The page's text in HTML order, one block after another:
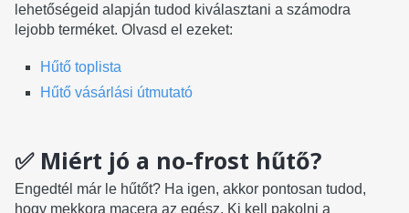
lehetőségeid alapján tudod kiválasztani a számodra
lejobb terméket. Olvasd el ezeket:
Hűtő toplista
Hűtő vásárlási útmutató
✅ Miért jó a no-frost hűtő?
Engedtél már le hűtőt? Ha igen, akkor pontosan tudod,
hogy mekkora macera az egész. Ki kell pakolni a